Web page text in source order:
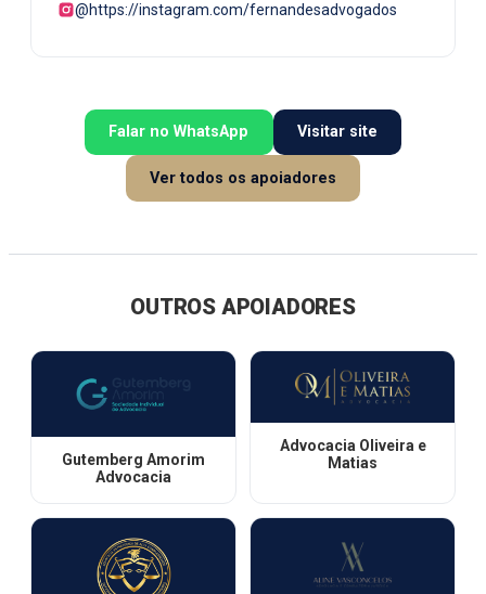
@https://instagram.com/fernandesadvogados
Falar no WhatsApp Visitar site
Ver todos os apoiadores
OUTROS APOIADORES
Gutemberg Amorim
Advocacia
Advocacia Oliveira e
Matias